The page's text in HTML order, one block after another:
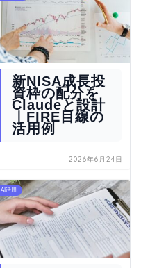
新NISA成長投
資枠の配分を
Claudeと設計
｜FIRE目線の
活用例
2026年6月24日
AI活用